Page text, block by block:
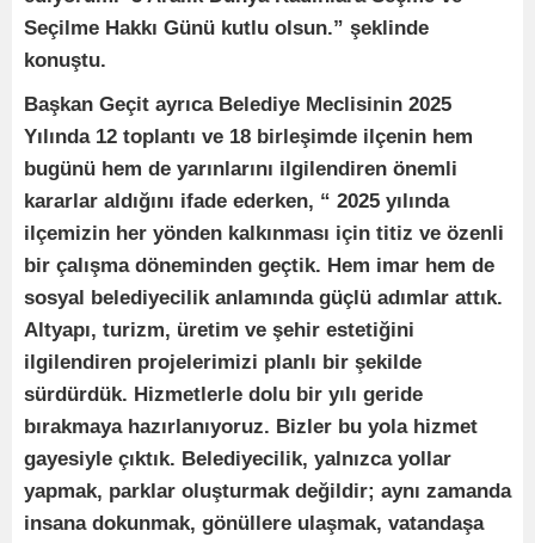
Seçilme Hakkı Günü kutlu olsun.” şeklinde
konuştu.
Başkan Geçit ayrıca Belediye Meclisinin 2025
Yılında 12 toplantı ve 18 birleşimde ilçenin hem
bugünü hem de yarınlarını ilgilendiren önemli
kararlar aldığını ifade ederken, “ 2025 yılında
ilçemizin her yönden kalkınması için titiz ve özenli
bir çalışma döneminden geçtik. Hem imar hem de
sosyal belediyecilik anlamında güçlü adımlar attık.
Altyapı, turizm, üretim ve şehir estetiğini
ilgilendiren projelerimizi planlı bir şekilde
sürdürdük. Hizmetlerle dolu bir yılı geride
bırakmaya hazırlanıyoruz. Bizler bu yola hizmet
gayesiyle çıktık. Belediyecilik, yalnızca yollar
yapmak, parklar oluşturmak değildir; aynı zamanda
insana dokunmak, gönüllere ulaşmak, vatandaşa